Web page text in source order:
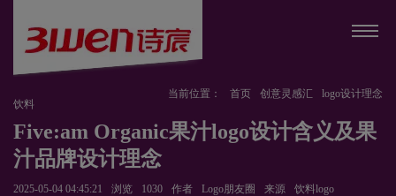
当前位置： 首页 创意灵感汇
logo设计理念
饮料
Five:am Organic果汁logo设计含义及果
汁品牌设计理念
2025-05-04 04:45:21 浏览 1030 作者 Logo朋友圈 来源 饮料logo